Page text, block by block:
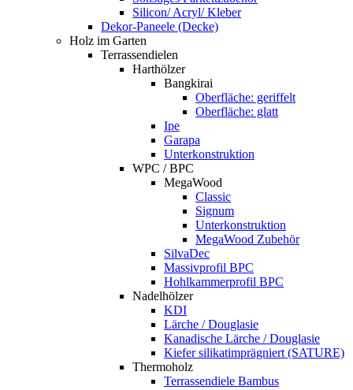
Silicon/ Acryl/ Kleber
Dekor-Paneele (Decke)
Holz im Garten
Terrassendielen
Harthölzer
Bangkirai
Oberfläche: geriffelt
Oberfläche: glatt
Ipe
Garapa
Unterkonstruktion
WPC / BPC
MegaWood
Classic
Signum
Unterkonstruktion
MegaWood Zubehör
SilvaDec
Massivprofil BPC
Hohlkammerprofil BPC
Nadelhölzer
KDI
Lärche / Douglasie
Kanadische Lärche / Douglasie
Kiefer silikatimprägniert (SATURE)
Thermoholz
Terrassendiele Bambus